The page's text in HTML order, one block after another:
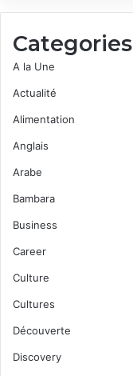
Categories
A la Une
Actualité
Alimentation
Anglais
Arabe
Bambara
Business
Career
Culture
Cultures
Découverte
Discovery